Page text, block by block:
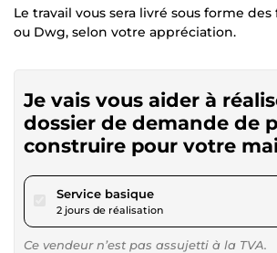
Le travail vous sera livré sous forme
ou Dwg, selon votre appréciation.
Je vais vous aider à
dossier de demande de
construire pour votre
Service basiquepour 17,34 $US
2 jours de réalisation
Ce vendeur n’est pas assujetti à la TVA.